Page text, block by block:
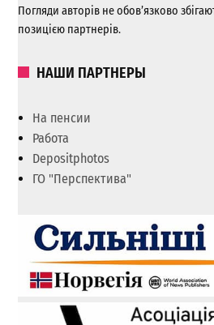
Погляди авторів не обов’язково
позицією партнерів.
НАШИ ПАРТНЕРЫ
На пенсии
Работа
Depositphotos
ГО "Перспектива"